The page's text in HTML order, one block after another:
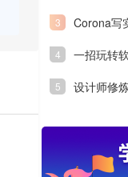
Corona写
一招玩转
设计师修